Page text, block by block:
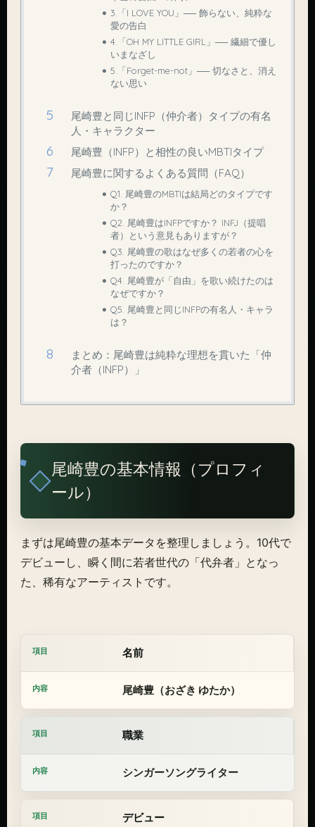
3.「I LOVE YOU」── 飾らない、純粋な
愛の告白
4.「OH MY LITTLE GIRL」── 繊細で優し
いまなざし
5.「Forget-me-not」── 切なさと、消え
ない思い
尾崎豊と同じINFP（仲介者）タイプの有名
人・キャラクター
尾崎豊（INFP）と相性の良いMBTIタイプ
尾崎豊に関するよくある質問（FAQ）
Q1. 尾崎豊のMBTIは結局どのタイプです
か？
Q2. 尾崎豊はINFPですか？ INFJ（提唱
者）という意見もありますが？
Q3. 尾崎豊の歌はなぜ多くの若者の心を
打ったのですか？
Q4. 尾崎豊が「自由」を歌い続けたのは
なぜですか？
Q5. 尾崎豊と同じINFPの有名人・キャラ
は？
まとめ：尾崎豊は純粋な理想を貫いた「仲
介者（INFP）」
尾崎豊の基本情報（プロフィ
ール）
まずは尾崎豊の基本データを整理しましょう。10代で
デビューし、瞬く間に若者世代の「代弁者」となっ
た、稀有なアーティストです。
名前
尾崎豊（おざき ゆたか）
職業
シンガーソングライター
デビュー